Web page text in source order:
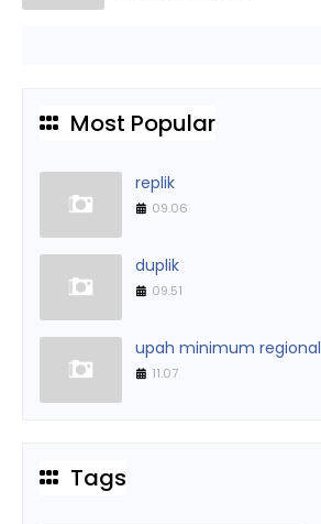
Most Popular
replik
09.06
duplik
09.51
upah minimum regional
11.07
Tags